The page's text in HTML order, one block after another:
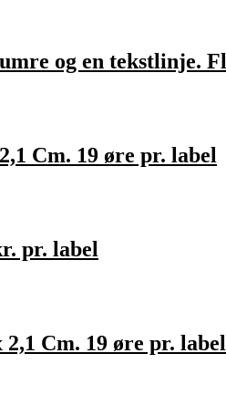
og en tekstlinje.
Cm. 19 øre pr. label
pr. label
Cm. 19 øre pr. label